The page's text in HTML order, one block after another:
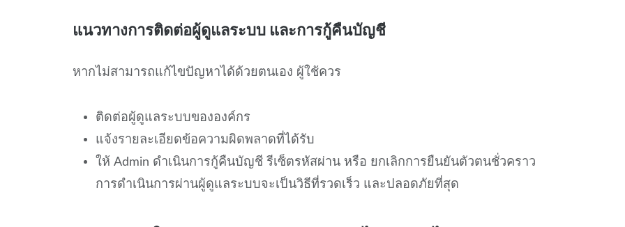
แนวทางการติดต่อผู้ดูแลระบบ และการกู้คืนบัญชี
หากไม่สามารถแก้ไขปัญหาได้ด้วยตนเอง ผู้ใช้ควร
ติดต่อผู้ดูแลระบบขององค์กร
แจ้งรายละเอียดข้อความผิดพลาดที่ได้รับ
ให้ Admin ดำเนินการกู้คืนบัญชี รีเซ็ตรหัสผ่าน หรือ ยกเลิกการยืนยันตัวตนชั่วคราว
การดำเนินการผ่านผู้ดูแลระบบจะเป็นวิธีที่รวดเร็ว และปลอดภัยที่สุด